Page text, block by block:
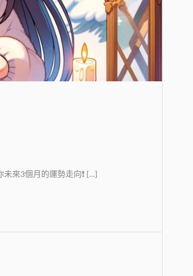
來3個月的運勢走向❗ […]